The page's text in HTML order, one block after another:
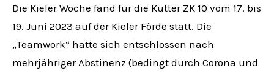
Die Kieler Woche fand für die Kutter ZK 10 vom 17. bis
19. Juni 2023 auf der Kieler Förde statt. Die
„Teamwork“ hatte sich entschlossen nach
mehrjähriger Abstinenz (bedingt durch Corona und